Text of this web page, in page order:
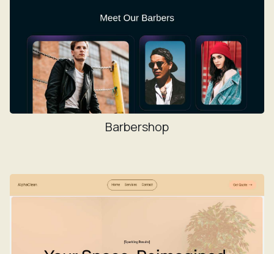
Barbershop